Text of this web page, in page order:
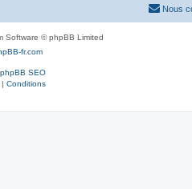
Nous
Software © phpBB Limited
fr.com
phpBB SEO
| Conditions